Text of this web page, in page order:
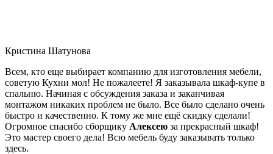
Кристина Шатунова
Всем, кто еще выбирает компанию для изготовления мебели,
советую Кухни мол! Не пожалеете! Я заказывала шкаф-купе в
спальню. Начиная с обсуждения заказа и заканчивая
монтажом никаких проблем не было. Все было сделано очень
быстро и качественно. К тому же мне ещё скидку сделали!
Огромное спасибо сборщику Алексею за прекрасный шкаф!
Это мастер своего дела! Всю мебель буду заказывать только
здесь.